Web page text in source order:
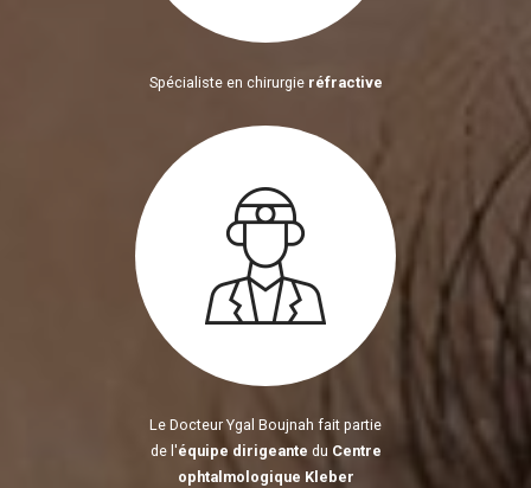
Spécialiste en chirurgie réfractive
Le Docteur Ygal Boujnah fait partie
de l'équipe dirigeante du Centre
ophtalmologique Kleber